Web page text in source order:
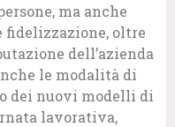
ma anche
oltre
dell’azienda
le modalità di
dei nuovi modelli di
lavorativa,